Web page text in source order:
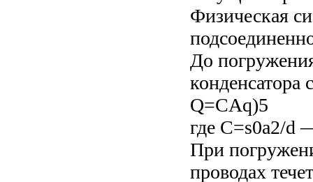
Физическая
До
конденсатора
Q=CAq)5
где C=s0a2/d
При
проводах